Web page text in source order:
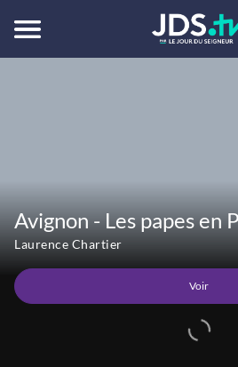
Avignon - Les papes en
Laurence Chartier
Voir